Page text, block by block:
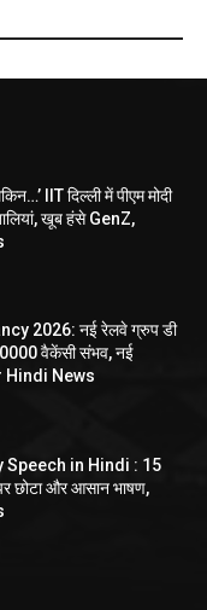
IIT दिल्ली में पीएम मोदी
खूब हंसे GenZ,
2026: नई रेलवे ग्रुप डी
वैकेंसी संभव, नई
Hindi News
Speech in Hindi : 15
छोटा और आसान भाषण,